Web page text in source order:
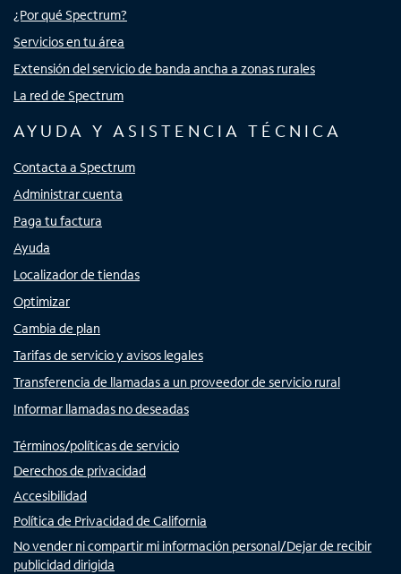
¿Por qué Spectrum?
Servicios en tu área
Extensión del servicio de banda ancha a zonas rurales
La red de Spectrum
AYUDA Y ASISTENCIA TÉCNICA
Contacta a Spectrum
Administrar cuenta
Paga tu factura
Ayuda
Localizador de tiendas
Optimizar
Cambia de plan
Tarifas de servicio y avisos legales
Transferencia de llamadas a un proveedor de servicio rural
Informar llamadas no deseadas
Términos/políticas de servicio
Derechos de privacidad
Accesibilidad
Política de Privacidad de California
No vender ni compartir mi información personal/Dejar de recibir
publicidad dirigida